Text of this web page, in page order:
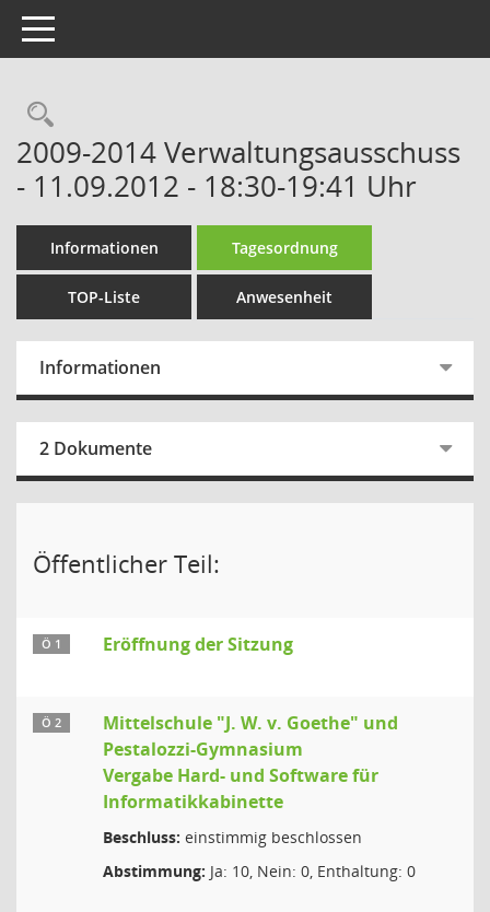
Toggle navigation
Rechercheauswahl
2009-2014 Verwaltungsausschuss
- 11.09.2012 - 18:30-19:41 Uhr
Informationen Tagesordnung
TOP-Liste Anwesenheit
Informationen
2 Dokumente
Öffentlicher Teil:
Ö 1 Eröffnung der Sitzung
Ö 2
Mittelschule "J. W. v. Goethe" und
Pestalozzi-Gymnasium
Vergabe Hard- und Software für
Informatikkabinette
Beschluss: einstimmig beschlossen
Abstimmung: Ja: 10, Nein: 0, Enthaltung: 0